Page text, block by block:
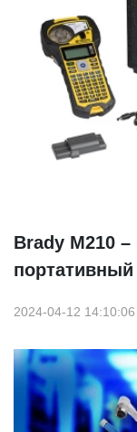
Brady М210
портативный
2024-04-12 14:10:06